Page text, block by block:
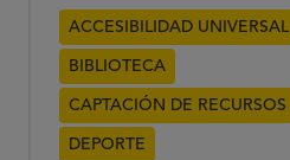
ACCESIBILIDAD UNIVERSAL
BIBLIOTECA
CAPTACIÓN DE RECURSOS
DEPORTE